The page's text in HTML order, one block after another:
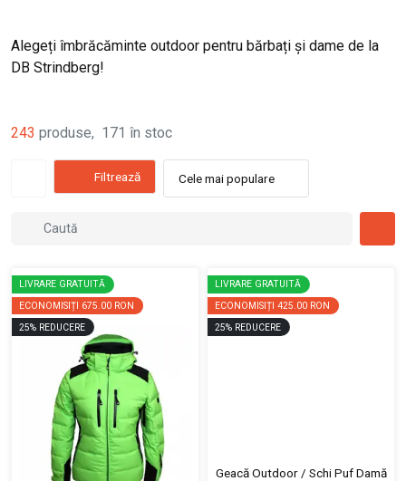
Alegeți îmbrăcăminte outdoor pentru bărbați și dame de la
DB Strindberg!
243 produse, 171 în stoc
Filtrează Cele mai populare
LIVRARE GRATUITĂ
ECONOMISIȚI 675.00 RON
25% REDUCERE
LIVRARE GRATUITĂ
ECONOMISIȚI 425.00 RON
25% REDUCERE
Geacă Outdoor / Schi Puf Damă